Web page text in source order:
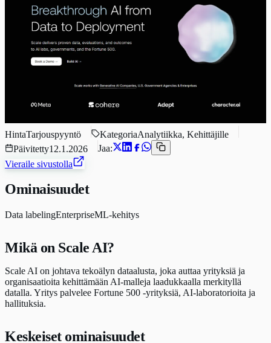
HintaTarjouspyyntö KategoriaAnalytiikka, Kehittäjille
Päivitetty12.1.2026
Jaa:
Vieraile sivustolla
Ominaisuudet
Data labelingEnterpriseML-kehitys
Mikä on Scale AI?
Scale AI on johtava tekoälyn dataalusta, joka auttaa yrityksiä ja
organisaatioita kehittämään AI-malleja laadukkaalla merkityllä
datalla. Yritys palvelee Fortune 500 -yrityksiä, AI-laboratorioita ja
hallituksia.
Keskeiset ominaisuudet